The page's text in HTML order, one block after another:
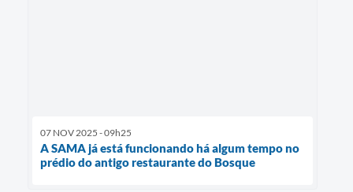
07 NOV 2025 - 09h25
A SAMA já está funcionando há algum tempo no
prédio do antigo restaurante do Bosque